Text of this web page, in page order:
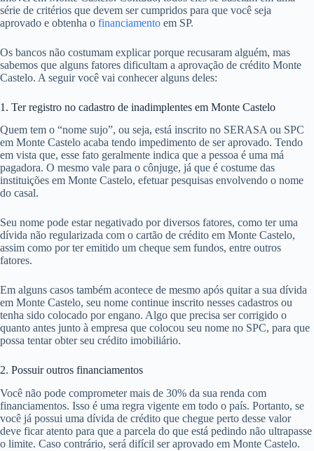
série de critérios que devem ser cumpridos para que você seja
aprovado e obtenha o financiamento em SP.
Os bancos não costumam explicar porque recusaram alguém, mas
sabemos que alguns fatores dificultam a aprovação de crédito Monte
Castelo. A seguir você vai conhecer alguns deles:
1. Ter registro no cadastro de inadimplentes em Monte Castelo
Quem tem o “nome sujo”, ou seja, está inscrito no SERASA ou SPC
em Monte Castelo acaba tendo impedimento de ser aprovado. Tendo
em vista que, esse fato geralmente indica que a pessoa é uma má
pagadora. O mesmo vale para o cônjuge, já que é costume das
instituições em Monte Castelo, efetuar pesquisas envolvendo o nome
do casal.
Seu nome pode estar negativado por diversos fatores, como ter uma
dívida não regularizada com o cartão de crédito em Monte Castelo,
assim como por ter emitido um cheque sem fundos, entre outros
fatores.
Em alguns casos também acontece de mesmo após quitar a sua dívida
em Monte Castelo, seu nome continue inscrito nesses cadastros ou
tenha sido colocado por engano. Algo que precisa ser corrigido o
quanto antes junto à empresa que colocou seu nome no SPC, para que
possa tentar obter seu crédito imobiliário.
2. Possuir outros financiamentos
Você não pode comprometer mais de 30% da sua renda com
financiamentos. Isso é uma regra vigente em todo o país. Portanto, se
você já possui uma dívida de crédito que chegue perto desse valor
deve ficar atento para que a parcela do que está pedindo não ultrapasse
o limite. Caso contrário, será difícil ser aprovado em Monte Castelo.